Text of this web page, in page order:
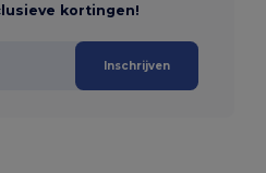
kortingen!
Inschrijven